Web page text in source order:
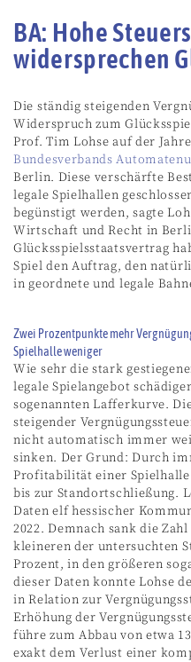
BA: Hohe
widersprechen
Die ständig steigenden
Widerspruch zum
Prof. Tim Lohse auf der
Bundesverbands
Berlin. Diese verschärfte
legale Spielhallen
begünstigt werden, sagte
Wirtschaft und Recht in
Glücksspielsstaatsvertrag
Spiel den Auftrag, den
in geordnete und legale
Zwei Prozentpunkte mehr
Spielhalle weniger
Wie sehr die stark
legale Spielangebot
sogenannten Lafferkurve.
steigender
nicht automatisch immer
sinken. Der Grund: Durch
Profitabilität einer
bis zur Standortschließung.
Daten elf hessischer
2022. Demnach sank die
kleineren der untersuchten
Prozent, in den größeren
dieser Daten konnte Lohse
in Relation zur
Erhöhung der
führe zum Abbau von etwa
exakt dem Verlust einer